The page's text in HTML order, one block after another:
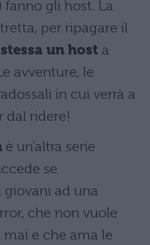
gli host. La
per ripagare il
un host a
avventure, le
in cui verrà a
dal ridere!
è un’altra serie
se
ad una
che non vuole
e che ama le